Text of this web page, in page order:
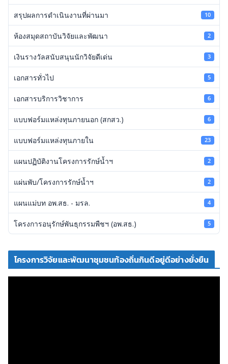
สรุปผลการดำเนินงานที่ผ่านมา 10
ห้องสมุดสถาบันวิจัยและพัฒนา 2
เงินรางวัลสนับสนุนนักวิจัยดีเด่น 3
เอกสารทั่วไป 5
เอกสารบริการวิชาการ 6
แบบฟอร์มแหล่งทุนภายนอก (สกสว.) 6
แบบฟอร์มแหล่งทุนภายใน 23
แผนปฏิบัติงานโครงการรักษ์น้ำฯ 2
แผ่นพับ/โครงการรักษ์น้ำฯ 2
แผนแม่บท อพ.สธ. - มรล. 4
โครงการอนุรักษ์พันธุกรรมพืชฯ (อพ.สธ.) 5
โครงการวิจัยและพัฒนาชุมชนท้องถิ่นกินดีอยู่ดีอย่างยั่งยืน